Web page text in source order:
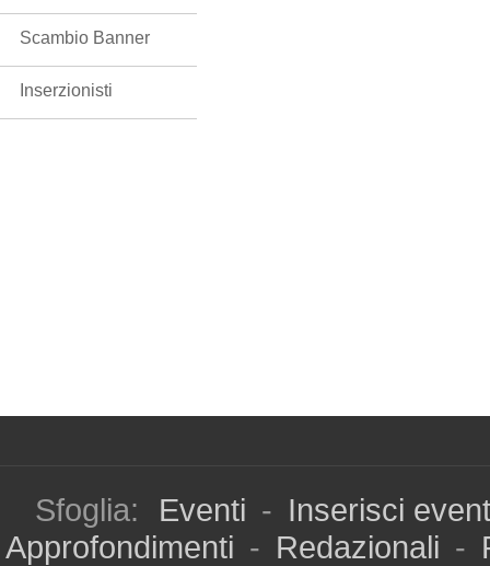
Scambio Banner
Inserzionisti
Sfoglia: Eventi - Inserisci
Approfondimenti - Redazionali -